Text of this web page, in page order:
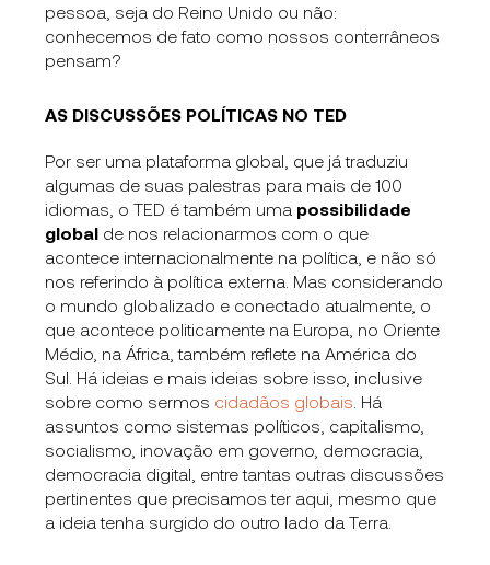
pessoa, seja do Reino Unido ou não:
conhecemos de fato como nossos conterrâneos
pensam?
AS DISCUSSÕES POLÍTICAS NO TED
Por ser uma plataforma global, que já traduziu
algumas de suas palestras para mais de 100
idiomas, o TED é também uma possibilidade
global de nos relacionarmos com o que
acontece internacionalmente na política, e não só
nos referindo à política externa. Mas considerando
o mundo globalizado e conectado atualmente, o
que acontece politicamente na Europa, no Oriente
Médio, na África, também reflete na América do
Sul. Há ideias e mais ideias sobre isso, inclusive
sobre como sermos cidadãos globais . Há
assuntos como sistemas políticos, capitalismo,
socialismo, inovação em governo, democracia,
democracia digital, entre tantas outras discussões
pertinentes que precisamos ter aqui, mesmo que
a ideia tenha surgido do outro lado da Terra.